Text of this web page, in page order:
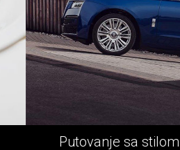
stilom - Rolls-Royce epska